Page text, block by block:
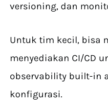
versioning, dan
Untuk tim kecil, bisa
menyediakan CI/CD
observability built-in
konfigurasi.